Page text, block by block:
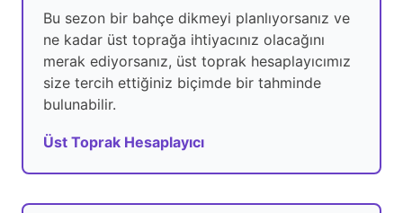
Bu sezon bir bahçe dikmeyi planlıyorsanız ve
ne kadar üst toprağa ihtiyacınız olacağını
merak ediyorsanız, üst toprak hesaplayıcımız
size tercih ettiğiniz biçimde bir tahminde
bulunabilir.
Üst Toprak Hesaplayıcı